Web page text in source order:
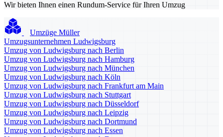
Wir bieten Ihnen einen Rundum-Service für Ihren Umzug
Umzüge Müller
Umzugsunternehmen Ludwigsburg
Umzug von Ludwigsburg nach Berlin
Umzug von Ludwigsburg nach Hamburg
Umzug von Ludwigsburg nach München
Umzug von Ludwigsburg nach Köln
Umzug von Ludwigsburg nach Frankfurt am Main
Umzug von Ludwigsburg nach Stuttgart
Umzug von Ludwigsburg nach Düsseldorf
Umzug von Ludwigsburg nach Leipzig
Umzug von Ludwigsburg nach Dortmund
Umzug von Ludwigsburg nach Essen